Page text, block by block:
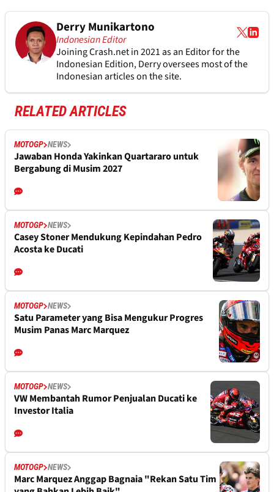
Derry Munikartono
Indonesian Editor
Joining Crash.net in 2021 as an Editor for the
Indonesian Edition, Derry oversees most of the
Indonesian articles on the site.
RELATED ARTICLES
MOTOGP NEWS
Jawaban Honda Yakinkan Quartararo untuk
Bergabung di Musim 2027
MOTOGP NEWS
Casey Stoner Mendukung Kepindahan Pedro
Acosta ke Ducati
MOTOGP NEWS
Satu Parameter yang Bisa Mengukur Progres
Musim Panas Marc Marquez
MOTOGP NEWS
VW Membantah Rumor Penjualan Ducati ke
Investor Italia
MOTOGP NEWS
Marc Marquez Anggap Bagnaia "Rekan Satu Tim